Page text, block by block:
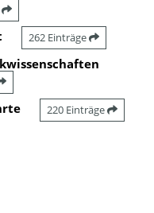
262 Einträge
220 Einträge